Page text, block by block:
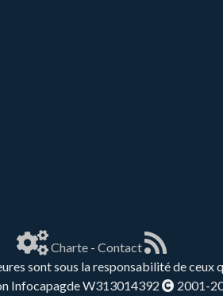
Charte- Contact
sont sous la responsabilité de ceux
Infocapagde W313014392
2001-